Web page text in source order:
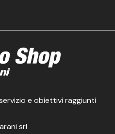
e obiettivi raggiunti
srl